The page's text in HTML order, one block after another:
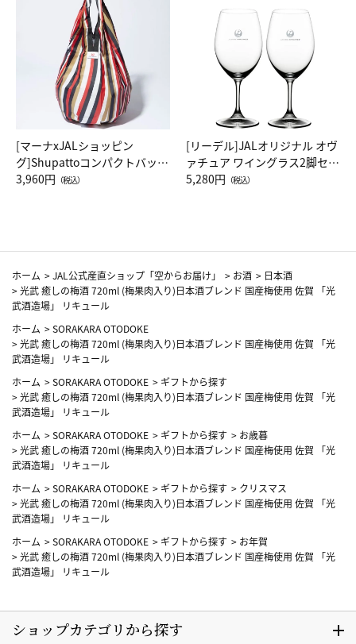
[マーナxJALショッピン
グ]Shupattoコンパクトバッグ
Drop JAL客室乗務員（LC）ス
3,960円 （税込）
[リーデル]JALオリジナル オヴ
ァチュア ワイングラス2脚セッ
ト（レッドワイン）
5,280円 （税込）
ホーム >JAL公式産直ショップ「空からお届け」 > お酒 > 日本酒
>光武 癒しの梅酒 720ml (梅果肉入り)日本酒ブレンド 国産梅使用 佐賀 「光
武酒造場」 リキュール
ホーム >SORAKARA OTODOKE
>光武 癒しの梅酒 720ml (梅果肉入り)日本酒ブレンド 国産梅使用 佐賀 「光
武酒造場」 リキュール
ホーム >SORAKARA OTODOKE > ギフトから探す
>光武 癒しの梅酒 720ml (梅果肉入り)日本酒ブレンド 国産梅使用 佐賀 「光
武酒造場」 リキュール
ホーム >SORAKARA OTODOKE > ギフトから探す > お歳暮
>光武 癒しの梅酒 720ml (梅果肉入り)日本酒ブレンド 国産梅使用 佐賀 「光
武酒造場」 リキュール
ホーム >SORAKARA OTODOKE > ギフトから探す > クリスマス
>光武 癒しの梅酒 720ml (梅果肉入り)日本酒ブレンド 国産梅使用 佐賀 「光
武酒造場」 リキュール
ホーム >SORAKARA OTODOKE > ギフトから探す > お年賀
>光武 癒しの梅酒 720ml (梅果肉入り)日本酒ブレンド 国産梅使用 佐賀 「光
武酒造場」 リキュール